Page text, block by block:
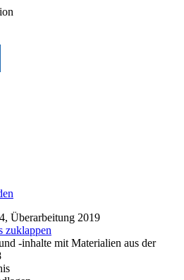
Überarbeitung 2019
zuklappen
-inhalte mit Materialien aus der